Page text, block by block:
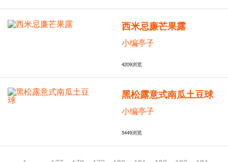
西米忌廉芒果露
小编亭子
4209浏览
黑松露意式南瓜土豆球
小编亭子
5449浏览